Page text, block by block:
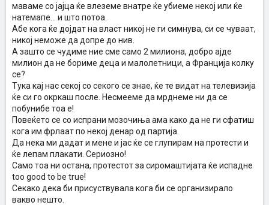
маваме со јајца ќе влеземе внатре ќе убиеме некој или ќе
натемапе... и што потоа.
Абе кога ќе дојдат на власт никој не ги симнува, си се чуваат,
никој неможе да допре до нив.
А зашто се чудиме ние сме само 2 милиона, добро ајде
милион да не бориме деца и малолетници, а Франција колку
се?
Тука кај нас секој со секого се знае, ќе те видат на телевизија
ќе си го окркаш после. Несмееме да мрднеме ни да се
побунибе тоа е!
Повеќето се со испрани мозочиња ама како да не ги сфатиш
кога им фрлаат по некој денар од партија.
Да нека ми дадат и мене и јас ќе се глупирам на протести и
ќе лепам плакати. Сериозно!
Само тоа ни остана, протестот за сиромаштијата ќе испадне
too good to be true!
Секако дека би присуствувала кога би се организирало
вакво нешто.